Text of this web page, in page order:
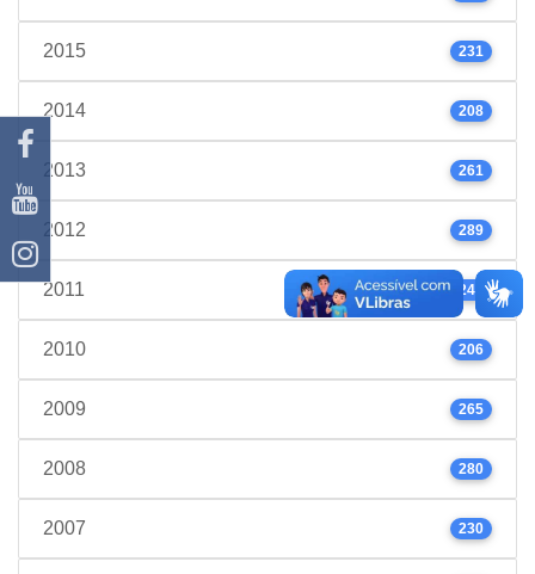
2015 231
2014 208
2013 261
2012 289
2011 245
2010 206
2009 265
2008 280
2007 230